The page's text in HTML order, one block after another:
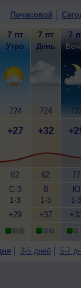
Почасовой
7 пт
Утро
724
+27
82
С-З
1-3
+29
7 пт
День
724
+32
62
В
1-3
+37
7
77
Ю
1-3
3-5 дней 5-7